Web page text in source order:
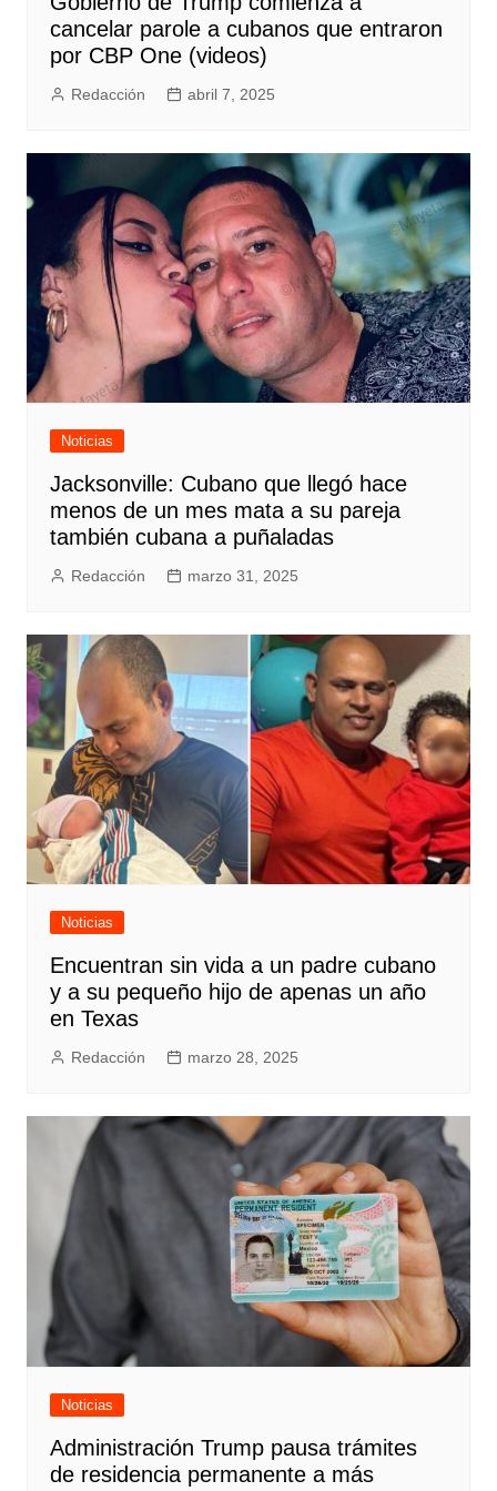
cancelar parole a cubanos que entraron
por CBP One (videos)
Redacción abril 7, 2025
Noticias
Jacksonville: Cubano que llegó hace
menos de un mes mata a su pareja
también cubana a puñaladas
Redacción marzo 31, 2025
Noticias
Encuentran sin vida a un padre cubano
y a su pequeño hijo de apenas un año
en Texas
Redacción marzo 28, 2025
Noticias
Administración Trump pausa trámites
de residencia permanente a más